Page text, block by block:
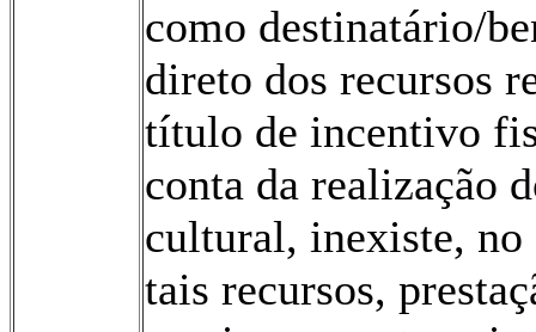
como destinatário/
direto dos recursos
título de incentivo
conta da realização
cultural, inexiste, no
tais recursos,